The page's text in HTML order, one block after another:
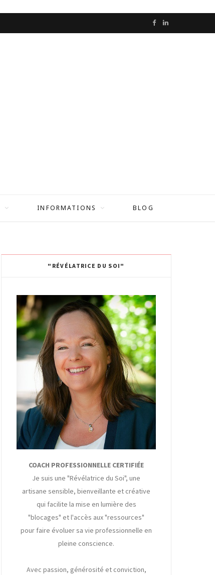
F L
INFORMATIONS BLOG
"RÉVÉLATRICE DU SOI"
COACH PROFESSIONNELLE CERTIFIÉE
Je suis une "Révélatrice du Soi", une
artisane sensible, bienveillante et créative
qui facilite la mise en lumière des
"blocages" et l'accès aux "ressources"
pour faire évoluer sa vie professionnelle en
pleine conscience.
Avec passion, générosité et conviction,